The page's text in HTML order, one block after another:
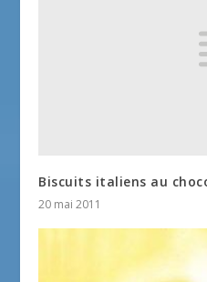
Biscuits italiens au
20 mai 2011